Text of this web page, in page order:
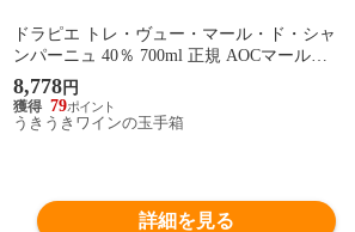
ドラピエ トレ・ヴュー・マール・ド・シャ
ンパーニュ 40％ 700ml 正規 AOCマール・
ド・シャンパーニュ （フランス マール）
8,778円
79
うきうきワインの玉手箱
詳細を見る